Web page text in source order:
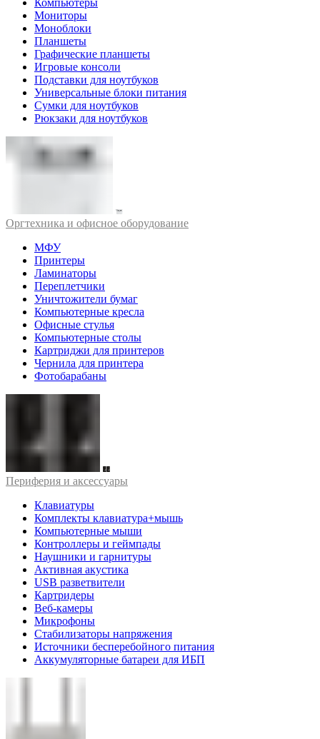
Мониторы
Моноблоки
Планшеты
Графические планшеты
Игровые консоли
Подставки для ноутбуков
Универсальные блоки питания
Сумки для ноутбуков
Рюкзаки для ноутбуков
Оргтехника и офисное оборудование
МФУ
Принтеры
Ламинаторы
Переплетчики
Уничтожители бумаг
Компьютерные кресла
Офисные стулья
Компьютерные столы
Картриджи для принтеров
Чернила для принтера
Фотобарабаны
Периферия и аксессуары
Клавиатуры
Комплекты клавиатура+мышь
Компьютерные мыши
Контроллеры и геймпады
Наушники и гарнитуры
Активная акустика
USB разветвители
Картридеры
Веб-камеры
Микрофоны
Стабилизаторы напряжения
Источники бесперебойного питания
Аккумуляторные батареи для ИБП